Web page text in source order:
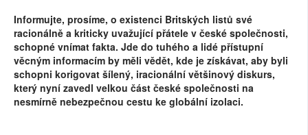
Informujte, prosíme, o existenci Britských listů své
racionálně a kriticky uvažující přátele v české společnosti,
schopné vnímat fakta. Jde do tuhého a lidé přístupní
věcným informacím by měli vědět, kde je získávat, aby byli
schopni korigovat šílený, iracionální většinový diskurs,
který nyní zavedl velkou část české společnosti na
nesmírně nebezpečnou cestu ke globální izolaci.